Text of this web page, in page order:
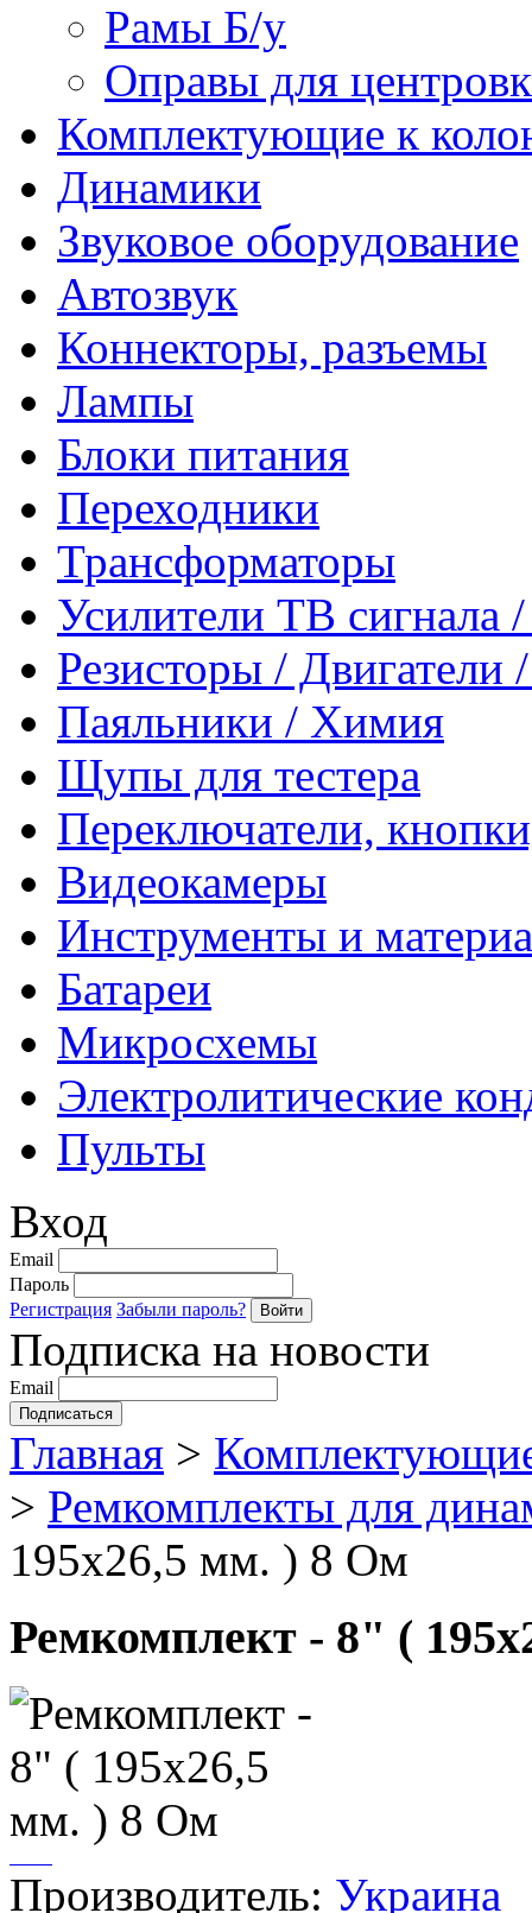
Рамы Б/у
Оправы для
Комплектующие к
Динамики
Звуковое оборудование
Автозвук
Коннекторы, разъемы
Лампы
Блоки питания
Переходники
Трансформаторы
Усилители ТВ сигнала
Резисторы /
Паяльники / Химия
Щупы для тестера
Переключатели,
Видеокамеры
Инструменты и
Батареи
Микросхемы
Электролитические
Пульты
Вход
Email
Пароль
Регистрация Забыли пароль?
Подписка на новости
Email
Главная >
> Ремкомплекты для
195х26,5 мм. ) 8 Ом
Ремкомплект - 8" (
Производитель: Украина